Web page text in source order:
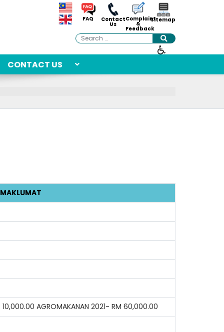
FAQ Contact
Us
Complaint
&
Feedback
Sitemap
Search
CONTACT US
MAKLUMAT
10,000.00 AGROMAKANAN 2021- RM 60,000.00